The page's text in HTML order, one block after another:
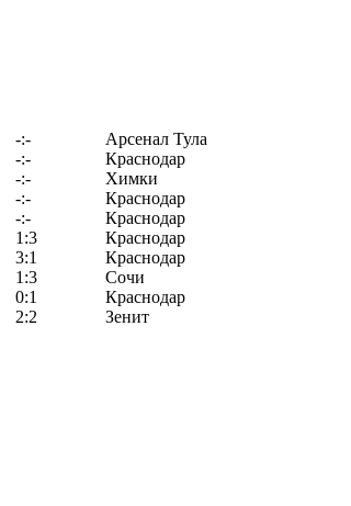
-:-
Арсенал Тула
-:-
Краснодар
-:-
Химки
-:-
Краснодар
-:-
Краснодар
1:3
Краснодар
3:1
Краснодар
1:3
Сочи
0:1
Краснодар
2:2
Зенит